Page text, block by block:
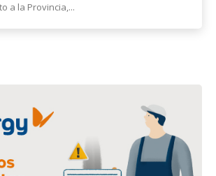
a la Provincia,...